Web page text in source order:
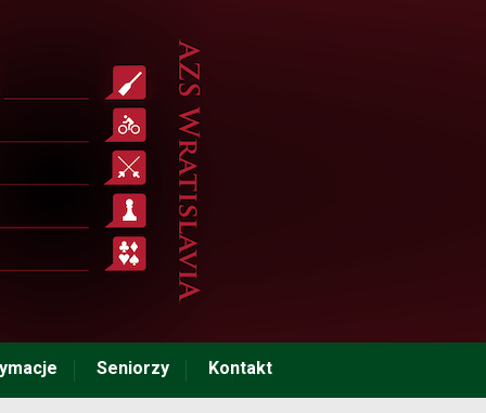
Seniorzy Kontakt